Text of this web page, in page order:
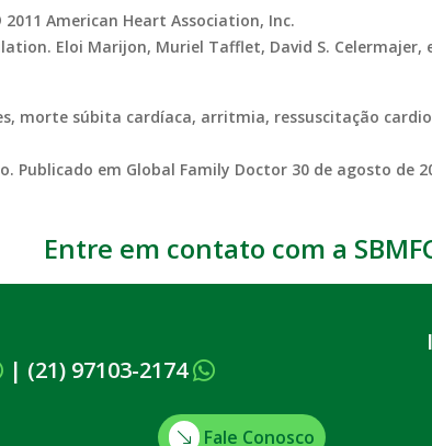
American Heart Association, Inc.
Eloi Marijon, Muriel Tafflet, David S.
morte súbita cardíaca, arritmia, ressuscitação
Publicado em Global Family Doctor 30 de agosto de
Entre em contato com a
| (21) 97103-2174
Fale Conosco